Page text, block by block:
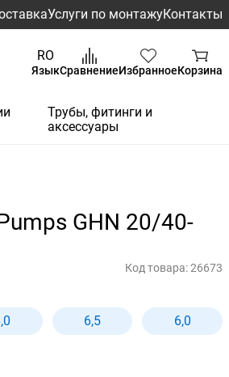
Услуги по монтажуКонтакты
RO
ЯзыкСравнениеИзбранноеКорзина
Трубы, фитинги и
аксессуары
GHN 20/40-
Код товара:26673
6,5
6,0